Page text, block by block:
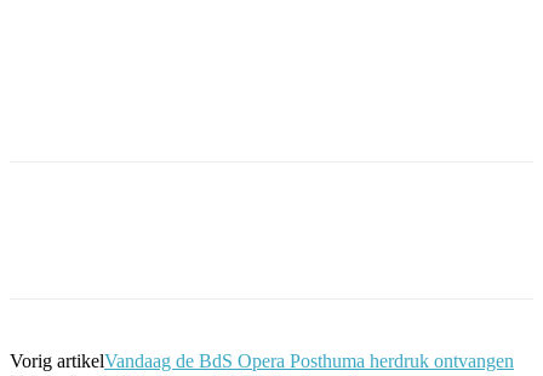
Vorig artikelVandaag de BdS Opera Posthuma herdruk ontvangen